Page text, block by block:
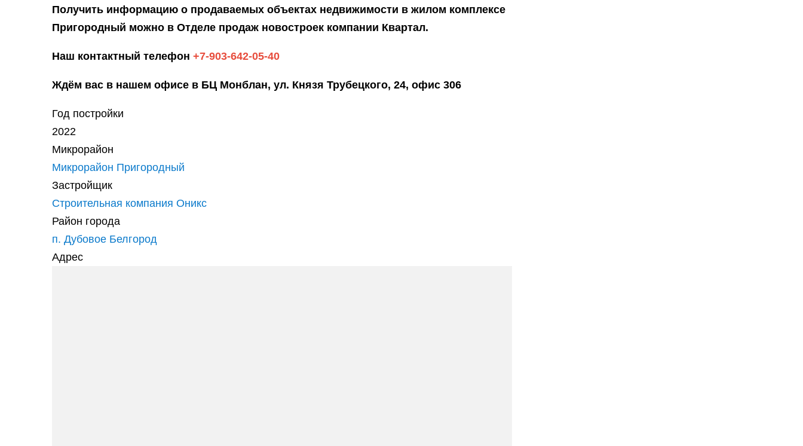
Получить информацию о продаваемых объектах недвижимости в жилом комплексе
Пригородный можно в Отделе продаж новостроек компании Квартал.
Наш контактный телефон +7-903-642-05-40
Ждём вас в нашем офисе в БЦ Монблан, ул. Князя Трубецкого, 24, офис 306
Год постройки
2022
Микрорайон
Микрорайон Пригородный
Застройщик
Строительная компания Оникс
Район города
п. Дубовое Белгород
Адрес